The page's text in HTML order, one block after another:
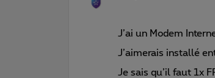
J’ai un Modem
J’aimerais installé
Je sais qu’il faut 1x